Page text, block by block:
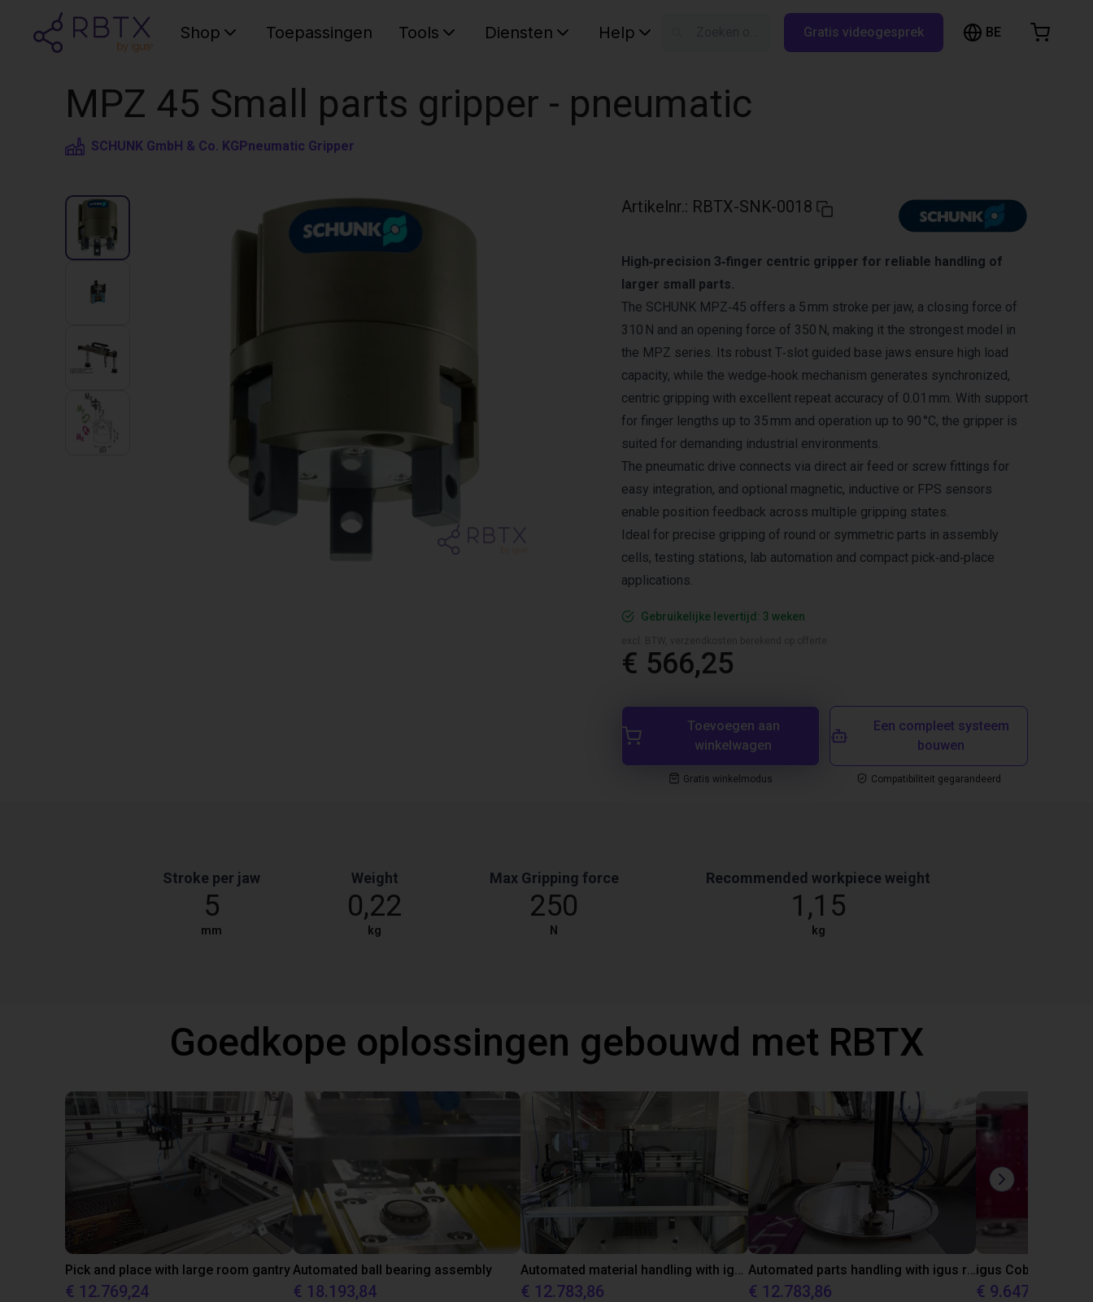
Shop Toepassingen Tools Diensten Help Gratis videogesprek BE
MPZ 45 Small parts gripper - pneumatic
SCHUNK GmbH & Co. KGPneumatic Gripper
Artikelnr.: RBTX-SNK-0018
High‑precision 3‑finger centric gripper for reliable handling of
larger small parts.
The SCHUNK MPZ‑45 offers a 5 mm stroke per jaw, a closing force of
310 N and an opening force of 350 N, making it the strongest model in
the MPZ series. Its robust T‑slot guided base jaws ensure high load
capacity, while the wedge‑hook mechanism generates synchronized,
centric gripping with excellent repeat accuracy of 0.01 mm. With support
for finger lengths up to 35 mm and operation up to 90 °C, the gripper is
suited for demanding industrial environments.
The pneumatic drive connects via direct air feed or screw fittings for
easy integration, and optional magnetic, inductive or FPS sensors
enable position feedback across multiple gripping states.
Ideal for precise gripping of round or symmetric parts in assembly
cells, testing stations, lab automation and compact pick‑and‑place
applications.
Gebruikelijke levertijd: 3 weken
€ 566,25
Toevoegen aan
winkelwagen
Gratis winkelmodus
Een compleet systeem
bouwen
Compatibiliteit gegarandeerd
Stroke per jaw
5
mm
Weight
0,22
kg
Max Gripping force
250
N
Recommended workpiece weight
1,15
kg
Goedkope oplossingen gebouwd met RBTX
Pick and place with large room gantry
€ 12.769,24
Automated ball bearing assembly
€ 18.193,84
Automated material handling with igus room gantry
€ 12.783,86
Automated parts handling with igus room gantry
€ 12.783,86 € 9.647,27